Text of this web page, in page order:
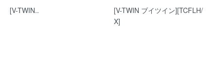
[V-TWIN..
[V-TWIN ブイツイン][TCFLH/
X]